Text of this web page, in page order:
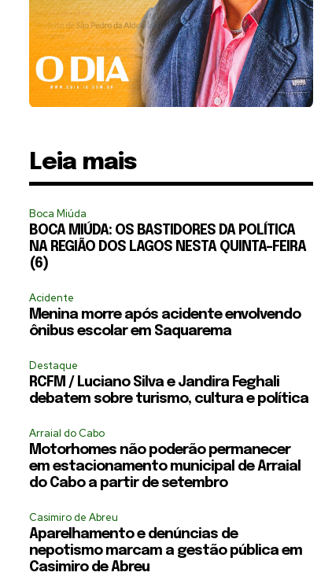
Leia mais
Boca Miúda
BOCA MIÚDA: OS BASTIDORES DA POLÍTICA
NA REGIÃO DOS LAGOS NESTA QUINTA-FEIRA
(6)
Acidente
Menina morre após acidente envolvendo
ônibus escolar em Saquarema
Destaque
RCFM / Luciano Silva e Jandira Feghali
debatem sobre turismo, cultura e política
Arraial do Cabo
Motorhomes não poderão permanecer
em estacionamento municipal de Arraial
do Cabo a partir de setembro
Casimiro de Abreu
Aparelhamento e denúncias de
nepotismo marcam a gestão pública em
Casimiro de Abreu